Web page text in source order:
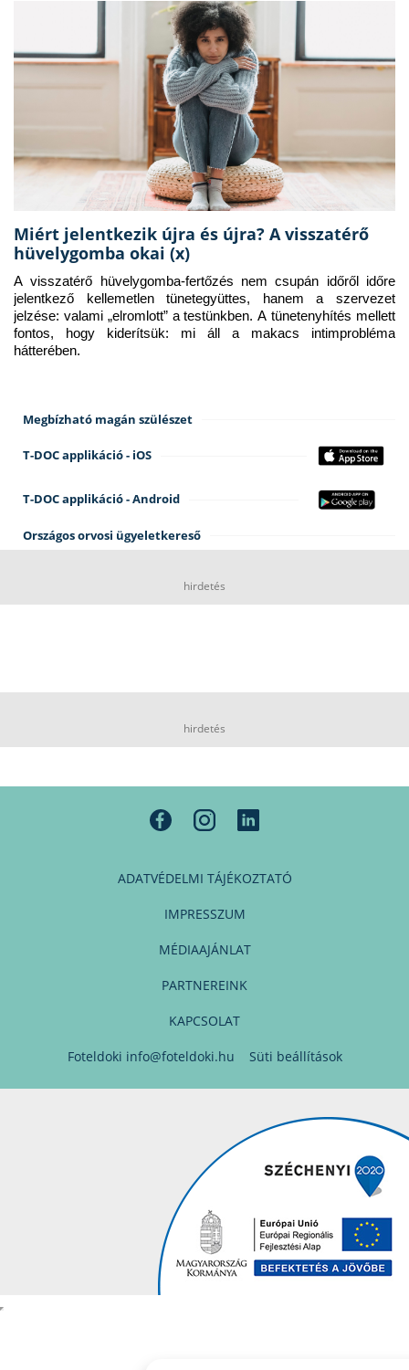
Miért jelentkezik újra és újra? A visszatérő
hüvelygomba okai (x)
A visszatérő hüvelygomba-fertőzés nem csupán időről időre
jelentkező kellemetlen tünetegyüttes, hanem a szervezet
jelzése: valami „elromlott” a testünkben. A tünetenyhítés mellett
fontos, hogy kiderítsük: mi áll a makacs intimprobléma
hátterében.
Megbízható magán szülészet
T-DOC applikáció - iOS
T-DOC applikáció - Android
Országos orvosi ügyeletkereső
hirdetés
hirdetés
ADATVÉDELMI TÁJÉKOZTATÓ
IMPRESSZUM
MÉDIAAJÁNLAT
PARTNEREINK
KAPCSOLAT
Foteldoki info@foteldoki.hu Süti beállítások